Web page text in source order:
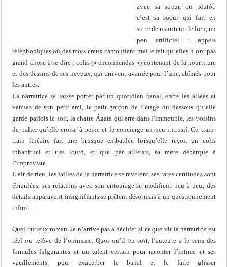
avec sa soeur, ou plutôt,
c’est sa soeur qui fait en
sorte de maintenir le lien, un
peu artificiel : appels
téléphoniques où des mots creux camouflent mal le fait qu’elles n’ont pas
grand-chose à se dire ; colis (« encomiendas ») contenant de la nourriture
et des dessins de ses neveux, qui arrivent avariée pour l’une, abîmés pour
les autres.
La narratrice se laisse porter par un quotidien banal, entre les allées et
venues de son petit ami, le petit garçon de l’étage du dessous qu’elle
garde parfois le soir, la chatte Ágata qui erre dans l’immeuble, les voisins
de palier qu’elle croise à peine et le concierge un peu intrusif. Ce train-
train linéaire fait une brusque embardée lorsqu’elle reçoit un colis
inhabituel et très lourd, et que par ailleurs, sa mère débarque à
l’improviste.
L’air de rien, les failles de la narratrice se révèlent, ses rares certitudes sont
ébranlées, ses relations avec son entourage se modifient peu à peu, des
détails auparavant insignifiants se prêtent désormais à un questionnement
infini…
Quel curieux roman. Je n’arrive pas à décider si ce que vit la narratrice est
réel ou relève de l’onirisme. Quoi qu’il en soit, l’auteure a le sens des
formules fulgurantes et un talent certain pour raconter l’intime et ses
vacillements, pour exacerber le banal et le faire glisser